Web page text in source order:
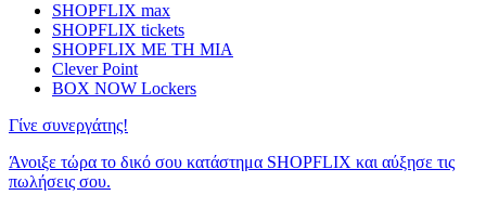
SHOPFLIX max
SHOPFLIX tickets
SHOPFLIX ΜΕ ΤΗ ΜΙΑ
Clever Point
BOX NOW Lockers
Γίνε συνεργάτης!
Άνοιξε τώρα το δικό σου κατάστημα SHOPFLIX και αύξησε τις
πωλήσεις σου.